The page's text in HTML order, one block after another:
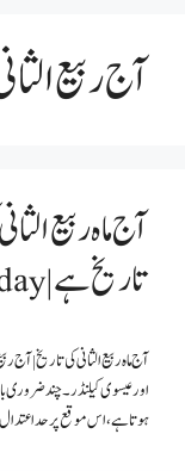
آج ربیع
آج ماہ ربیع
تاریخ ہے | Rabi ul Sani Date Today
اور عیسوی کیلنڈر ۔چند ضروری
ہوتا ہے، اس موقع پر حد اعتدال